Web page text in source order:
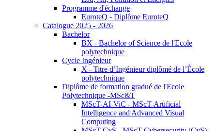
Programme d'échange
EuroteQ - Diplôme EuroteQ
Catalogue 2025 - 2026
Bachelor
BX - Bachelor of Science de l'Ecole
polytechnique
Cycle Ingénieur
X - Titre d’Ingénieur diplômé de l’École
polytechnique
Diplôme de formation gradué de l'Ecole
Polytechnique -MSc&T
MScT-AI-ViC - MScT-Artificial
Intelligence and Advanced Visual
Computing